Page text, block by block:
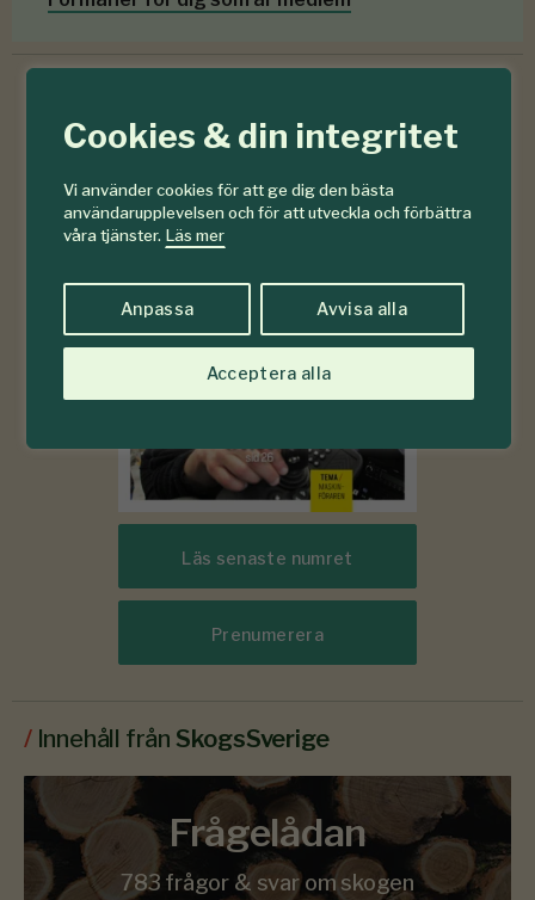
Cookies & din integritet
Vi använder cookies för att ge dig den bästa
användarupplevelsen och för att utveckla och förbättra
våra tjänster. Läs mer
Anpassa Avvisa alla
Acceptera alla
6-7
2026
Läs senaste numret
Prenumerera
/ Innehåll från SkogsSverige
Frågelådan
783 frågor & svar om skogen